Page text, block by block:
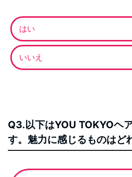
はい
いいえ
Q3.以下はYOU TOKYOヘ
す。魅力に感じるものはど